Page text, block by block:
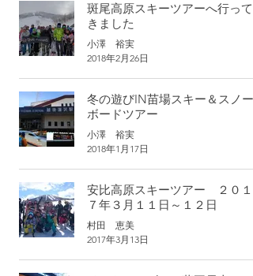
斑尾高原スキーツアーへ行って
きました
小澤 裕実
2018年2月26日
冬の遊びIN苗場スキー＆スノー
ボードツアー
小澤 裕実
2018年1月17日
安比高原スキーツアー ２０１
７年３月１１日～１２日
村田 恵美
2017年3月13日